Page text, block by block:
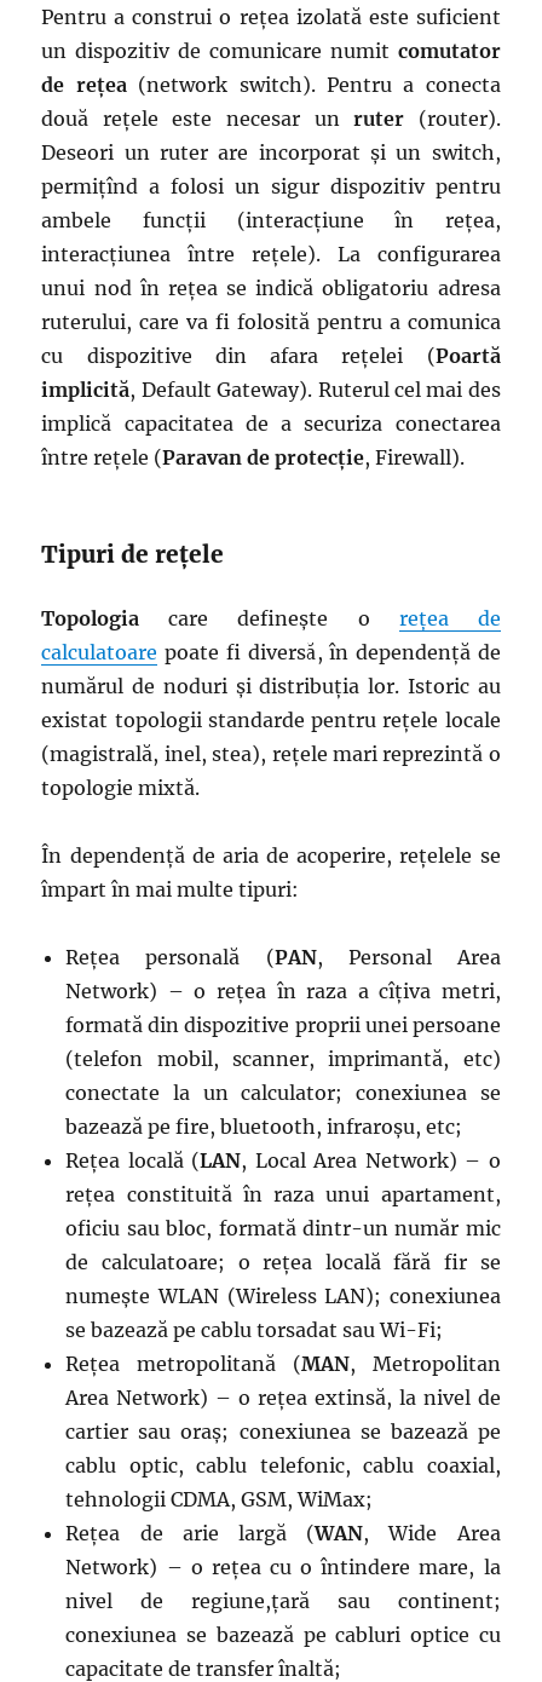
Pentru a construi o rețea izolată este suficient
un dispozitiv de comunicare numit comutator
de rețea(network switch). Pentru a conecta
două rețele este necesar unruter (router).
Deseori un ruter are incorporat și un switch,
permițînd a folosi un sigur dispozitiv pentru
ambele funcții (interacțiune în rețea,
interacțiunea între rețele). La configurarea
unui nod în rețea se indică obligatoriu adresa
ruterului, care va fi folosită pentru a comunica
cu dispozitive din afara rețelei (Poartă
implicită, Default Gateway). Ruterul cel mai des
implică capacitatea de a securiza conectarea
între rețele (Paravan de protecție, Firewall).
Tipuri de rețele
Topologia care definește o rețea de
calculatoare poate fi diversă, în dependență de
numărul de noduri și distribuția lor. Istoric au
existat topologii standarde pentru rețele locale
(magistrală, inel, stea), rețele mari reprezintă o
topologie mixtă.
În dependență de aria de acoperire, rețelele se
împart în mai multe tipuri:
Rețea personală (PAN, Personal Area
Network) – o rețea în raza a cîțiva metri,
formată din dispozitive proprii unei persoane
(telefon mobil, scanner, imprimantă, etc)
conectate la un calculator; conexiunea se
bazează pe fire, bluetooth, infraroșu, etc;
Rețea locală (LAN, Local Area Network) – o
rețea constituită în raza unui apartament,
oficiu sau bloc, formată dintr-un număr mic
de calculatoare; o rețea locală fără fir se
numește WLAN (Wireless LAN); conexiunea
se bazează pe cablu torsadat sau Wi-Fi;
Rețea metropolitană (MAN, Metropolitan
Area Network) – o rețea extinsă, la nivel de
cartier sau oraș; conexiunea se bazează pe
cablu optic, cablu telefonic, cablu coaxial,
tehnologii CDMA, GSM, WiMax;
Rețea de arie largă (WAN, Wide Area
Network) – o rețea cu o întindere mare, la
nivel de regiune,țară sau continent;
conexiunea se bazează pe cabluri optice cu
capacitate de transfer înaltă;